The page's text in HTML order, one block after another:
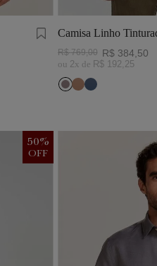
Camisa Linho
R$ 769,00 R$ 384 50
ou 2x de R$ 192 25
50%
OFF